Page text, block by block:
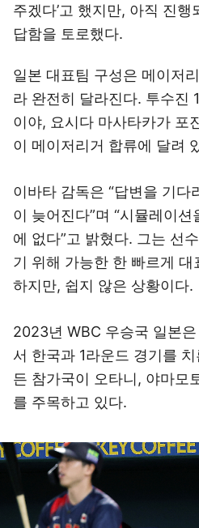
주겠다’고 했지만, 아직 진
답함을 토로했다.
일본 대표팀 구성은 메이저
라 완전히 달라진다. 투수진
이야, 요시다 마사타카가 포
이 메이저리거 합류에 달려
이바타 감독은 “답변을 기다
이 늦어진다”며 “시뮬레이
에 없다”고 밝혔다. 그는 선
기 위해 가능한 한 빠르게 대
하지만, 쉽지 않은 상황이다.
2023년 WBC 우승국 일본
서 한국과 1라운드 경기를
든 참가국이 오타니, 야마모
를 주목하고 있다.